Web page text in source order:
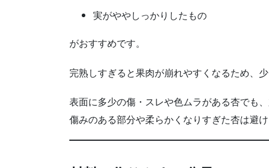
実がややしっかりしたもの
がおすすめです。
完熟しすぎると果肉が崩れやすくなるため、
表面に多少の傷・スレや色ムラがある杏でも
傷みのある部分や柔らかくなりすぎた杏は避け